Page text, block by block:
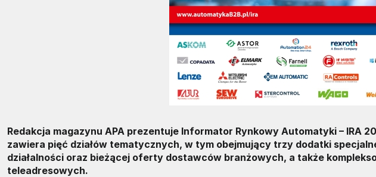
Redakcja magazynu APA prezentuje Informator Rynkowy Automatyki – IRA
zawiera pięć działów tematycznych, w tym obejmujący trzy dodatki
działalności oraz bieżącej oferty dostawców branżowych, a także
teleadresowych.